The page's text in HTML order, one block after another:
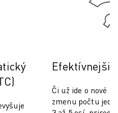
DRÔTOM
Efektívnejšie
Či už ide o nové
zmenu počtu